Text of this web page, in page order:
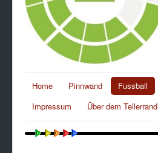
Home Pinnwand Fussball
Impressum
Über dem Tellerrand